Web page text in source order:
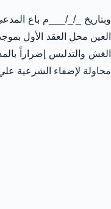
وبتاريخ _/_/___م باع
العين محل العقد الأول
الغش والتدليس إضراراً
محاولة لإضفاء الشرعية علي